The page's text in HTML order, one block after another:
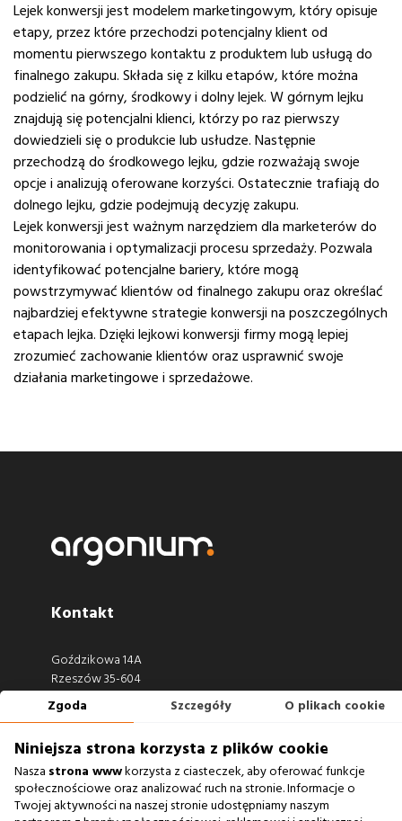
Lejek konwersji jest modelem marketingowym, który opisuje
etapy, przez które przechodzi potencjalny klient od
momentu pierwszego kontaktu z produktem lub usługą do
finalnego zakupu. Składa się z kilku etapów, które można
podzielić na górny, środkowy i dolny lejek. W górnym lejku
znajdują się potencjalni klienci, którzy po raz pierwszy
dowiedzieli się o produkcie lub usłudze. Następnie
przechodzą do środkowego lejku, gdzie rozważają swoje
opcje i analizują oferowane korzyści. Ostatecznie trafiają do
dolnego lejku, gdzie podejmują decyzję zakupu.
Lejek konwersji jest ważnym narzędziem dla marketerów do
monitorowania i optymalizacji procesu sprzedaży. Pozwala
identyfikować potencjalne bariery, które mogą
powstrzymywać klientów od finalnego zakupu oraz określać
najbardziej efektywne strategie konwersji na poszczególnych
etapach lejka. Dzięki lejkowi konwersji firmy mogą lepiej
zrozumieć zachowanie klientów oraz usprawnić swoje
działania marketingowe i sprzedażowe.
Kontakt
Goździkowa 14A
Rzeszów 35-604
Zobacz również
Zgoda Szczegóły O plikach cookie
Niniejsza strona korzysta z plików cookie
Nasza strona wwwkorzysta z ciasteczek, aby oferować funkcje
społecznościowe oraz analizować ruch na stronie. Informacje o
Twojej aktywności na naszej stronie udostępniamy naszym